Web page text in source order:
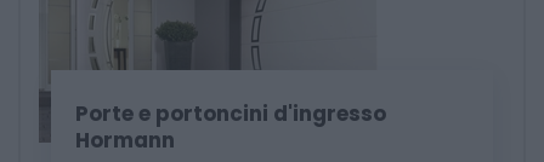
Porte e portoncini d'ingresso
Hormann